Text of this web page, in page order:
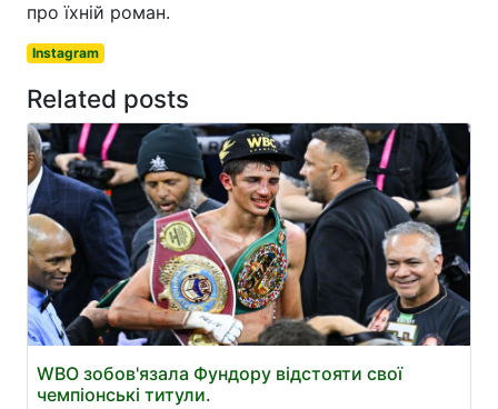
про їхній роман.
Instagram
Related posts
WBO зобов'язала Фундору відстояти свої
чемпіонські титули.